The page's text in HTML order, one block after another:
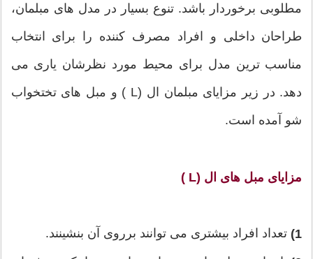
مطلوبی برخوردار باشد. تنوع بسیار در مدل های مبلمان،
طراحان داخلی و افراد مصرف کننده را برای انتخاب
مناسب ترین مدل برای محیط مورد نظرشان یاری می
دهد. در زیر مزایای مبلمان ال (L ) و مبل های تختخواب
شو آمده است.
مزایای مبل های ال (L )
1) تعداد افراد بیشتری می توانند برروی آن بنشینند.